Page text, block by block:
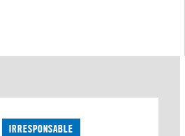
IRRESPONSABLE